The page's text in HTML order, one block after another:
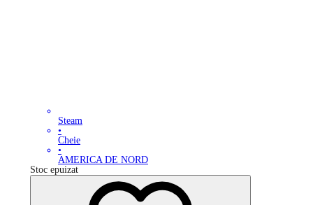
Steam
•
Cheie
•
AMERICA DE NORD
Stoc epuizat